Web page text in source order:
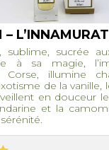
–
sublime, sucrée
à sa magie,
Corse, illumine
de la
en douceur
et la